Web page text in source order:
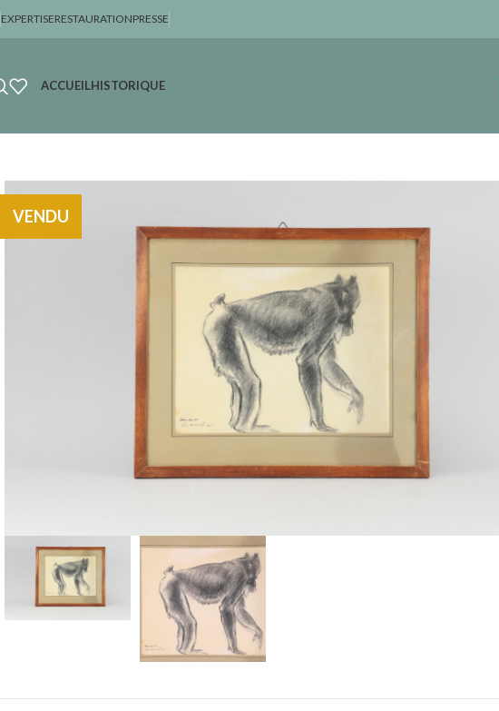
EXPERTISERESTAURATIONPRESSE
ACCUEILHISTORIQUE
VENDU